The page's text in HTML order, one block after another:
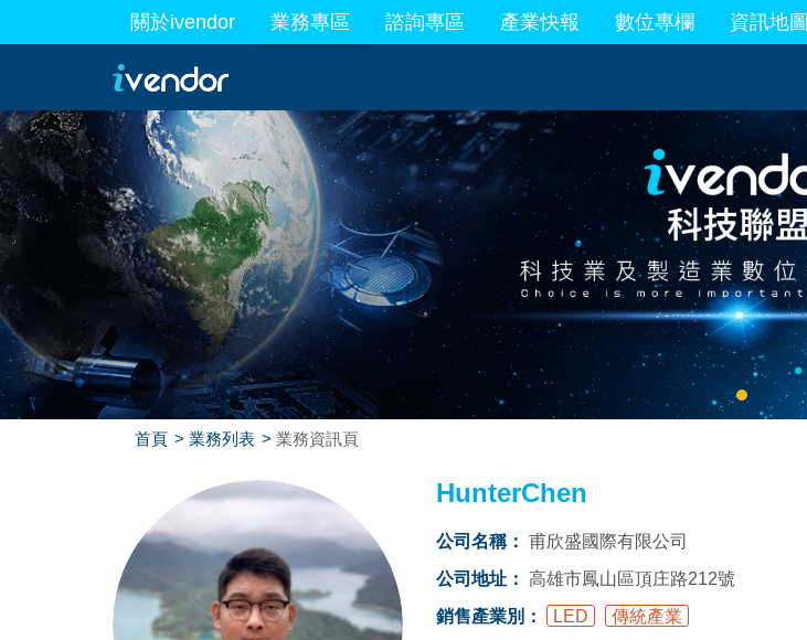
關於ivendor 業務專區
最新業務 諮詢專區 產業快報 數位專欄 資訊地圖
首頁 業務列表 業務資訊頁
HunterChen
公司名稱： 甫欣盛國際有限公司
公司地址： 高雄市鳳山區頂庄路212號
銷售產業別：
LED 傳統產業